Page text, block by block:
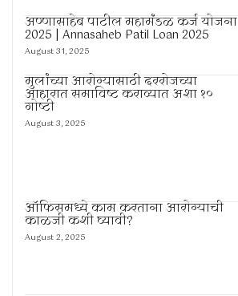
अण्णासाहेब पाटील महामंडळ कर्ज योजना
2025 | Annasaheb Patil Loan 2025
August 31, 2025
मुलांच्या आरोग्यासाठी दररोजच्या
आहारात समाविष्ट कराव्यात अशा १०
गोष्टी
August 3, 2025
ऑफिसमध्ये काम करताना आरोग्याची
काळजी कशी घ्यावी?
August 2, 2025